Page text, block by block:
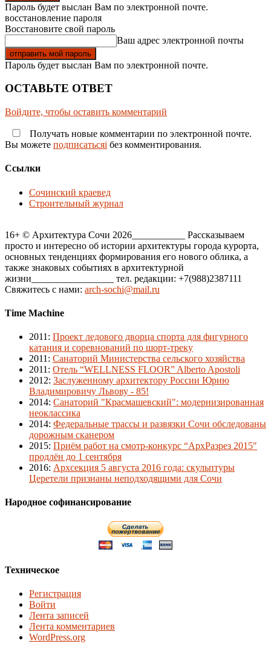
Пароль будет выслан Вам по электронной почте.
восстановление пароля
Восстановите свой пароль
Ваш адрес электронной почты
Пароль будет выслан Вам по электронной почте.
ОСТАВЬТЕ ОТВЕТ
Войдите, чтобы оставить комментарий
Получать новые комментарии по электронной почте.
Вы можете подписатьсяi без комментирования.
Ссылки
Сочинский краевед
Строительный журнал
16+ © Архитектура Сочи 2026___________ Рассказываем
просто и интересно об истории архитектуры города курорта,
основных тенденциях формирования его нового облика, а
также знаковых событиях в архитектурной
жизни_________________ тел. редакции: +7(988)2387111
Свяжитесь с нами: arch-sochi@mail.ru
Time Machine
2011 : Проект ледового дворца спорта для фигурного
катания и соревнований по шорт-треку
2011 : Санаторий Министерства сельского хозяйства
2011 : Отель “WELLNESS FLOOR” Alberto Apostoli
2012: Заслуженному архитектору России Юрию
Владимировичу Львову - 85!
2014: Санаторий "Красмашевский": модернизированная
неоклассика
2014: Федеральные трассы и развязки Сочи обследованы
дорожным сканером
2015: Приём работ на смотр-конкурс “АрхРазрез 2015″
продлён до 1 сентября
2016: Архсекция 5 августа 2016 года: скульптуры
Церетели признаны неподходящими для Сочи
Народное софинансирование
Техническое
Регистрация
Войти
Лента записей
Лента комментариев
WordPress.org